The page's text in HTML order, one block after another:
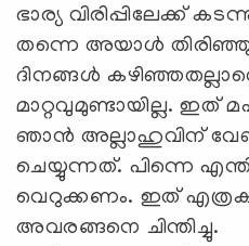
ഭാര്യ വിരിപ്പിലേക്ക്
തന്നെ അയാള്‍
ദിനങ്ങള്‍
മാറ്റവുമുണ്ടായില്ല. ഇത്
ഞാന്‍ അല്ലാഹുവിന്
ചെയ്യുന്നത്. പിന്നെ
വെറുക്കണം. ഇത്
അവരങ്ങനെ ചിന്തിച്ചു.